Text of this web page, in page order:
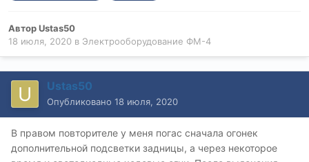
АвторUstas50
18 июля, 2020 в Электрооборудование ФМ-4
Ustas50
Опубликовано 18 июля, 2020
В правом повторителе у меня погас сначала огонек
дополнительной подсветки задницы, а через некоторое